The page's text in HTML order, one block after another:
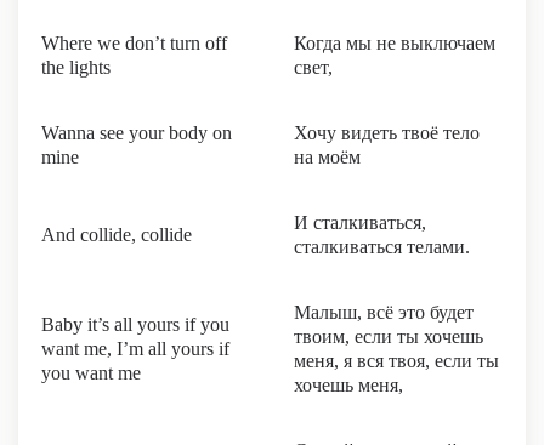
Where we don’t turn off
the lights
Когда мы не выключаем
свет,
Wanna see your body on
mine
Хочу видеть твоё тело
на моём
And collide, collide
И сталкиваться,
сталкиваться телами.
Baby it’s all yours if you
want me, I’m all yours if
you want me
Малыш, всё это будет
твоим, если ты хочешь
меня, я вся твоя, если ты
хочешь меня,